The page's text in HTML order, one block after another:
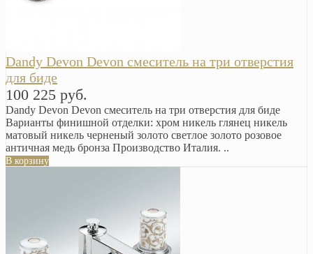
Dandy Devon Devon смеситель на три отверстия
для биде
100 225 руб.
Dandy Devon Devon смеситель на три отверстия для биде
Варианты финишной отделки: хром никель глянец никель
матовый никель черненый золото светлое золото розовое
античная медь бронза Производство Италия. ..
В корзину